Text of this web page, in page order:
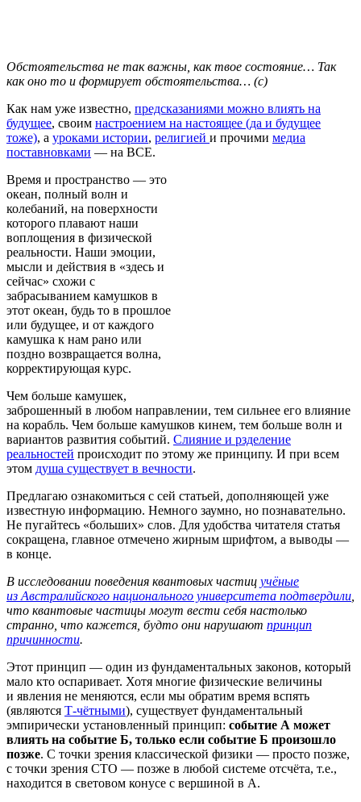
Обстоятельства не так важны, как твое состояние… Так
как оно то и формирует обстоятельства… (c)
Как нам уже известно, предсказаниями можно влиять на
будущее, своим настроением на настоящее (да и будущее
тоже), а уроками истории, религией и прочими медиа
поставновками — на ВСЕ.
Время и пространство — это
океан, полный волн и
колебаний, на поверхности
которого плавают наши
воплощения в физической
реальности. Наши эмоции,
мысли и действия в «здесь и
сейчас» схожи с
забрасыванием камушков в
этот океан, будь то в прошлое
или будущее, и от каждого
камушка к нам рано или
поздно возвращается волна,
корректирующая курс.
Чем больше камушек,
заброшенный в любом направлении, тем сильнее его влияние
на корабль. Чем больше камушков кинем, тем больше волн и
вариантов развития событий. Слияние и рзделение
реальностей происходит по этому же принципу. И при всем
этом душа существует в вечности.
Предлагаю ознакомиться с сей статьей, дополняющей уже
известную информацию. Немного заумно, но познавательно.
Не пугайтесь «больших» слов. Для удобства читателя статья
сокращена, главное отмечено жирным шрифтом, а выводы —
в конце.
В исследовании поведения квантовых частиц учёные
из Австралийского национального университета подтвердили
что квантовые частицы могут вести себя настолько
странно, что кажется, будто они нарушают принцип
причинности.
Этот принцип — один из фундаментальных законов, который
мало кто оспаривает. Хотя многие физические величины
и явления не меняются, если мы обратим время вспять
(являются Т-чётными), существует фундаментальный
эмпирически установленный принцип: событие А может
влиять на событие Б, только если событие Б произошло
позже. С точки зрения классической физики — просто позже,
с точки зрения СТО — позже в любой системе отсчёта, т.е.,
находится в световом конусе с вершиной в А.